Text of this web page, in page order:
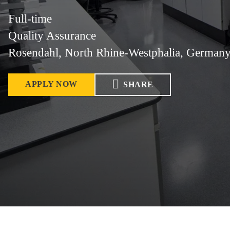
Full-time
Quality Assurance
Rosendahl, North Rhine-Westphalia,
APPLY NOW SHARE